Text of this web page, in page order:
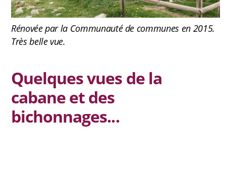
Rénovée par la Communauté de communes en 2015.
Très belle vue.
Quelques vues de la
cabane et des
bichonnages...
Antenne Beaumont
Antenne Belledonne
Antenne Jura
Antenne Vercors/ Diois